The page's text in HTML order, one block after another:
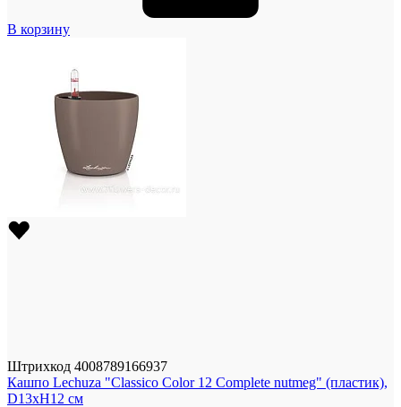
В корзину
Штрихкод 4008789166937
Кашпо Lechuza "Classico Color 12 Complete nutmeg" (пластик),
D13xH12 см